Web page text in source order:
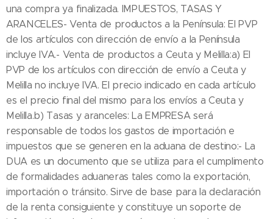
una compra ya finalizada. IMPUESTOS, TASAS Y
ARANCELES- Venta de productos a la Península: El PVP
de los artículos con dirección de envío a la Península
incluye IVA.- Venta de productos a Ceuta y Melilla:a) El
PVP de los artículos con dirección de envío a Ceuta y
Melilla no incluye IVA. El precio indicado en cada artículo
es el precio final del mismo para los envíos a Ceuta y
Melilla.b) Tasas y aranceles: La EMPRESA será
responsable de todos los gastos de importación e
impuestos que se generen en la aduana de destino:- La
DUA es un documento que se utiliza para el cumplimento
de formalidades aduaneras tales como la exportación,
importación o tránsito. Sirve de base para la declaración
de la renta consiguiente y constituye un soporte de